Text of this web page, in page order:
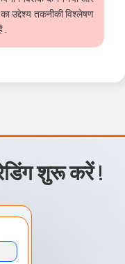
उद्देश्य तकनीकी विश्लेषण
शुरू करें!